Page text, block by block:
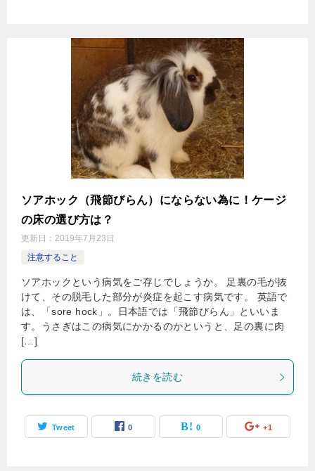
ソアホック（飛節びらん）にならない為に！ケージ
の床の選び方は？
更新日： 2019年7月23日
注意すること
ソアホックという病気をご存じでしょうか。 足裏の毛が抜
けて、その脱毛した部分が炎症を起こす病気です。 英語で
は、「sore hock」。日本語では「飛節びらん」といいま
す。うさぎはこの病気にかかるのかというと、足の裏に肉
[…]
続きを読む
Tweet 0 0 +1